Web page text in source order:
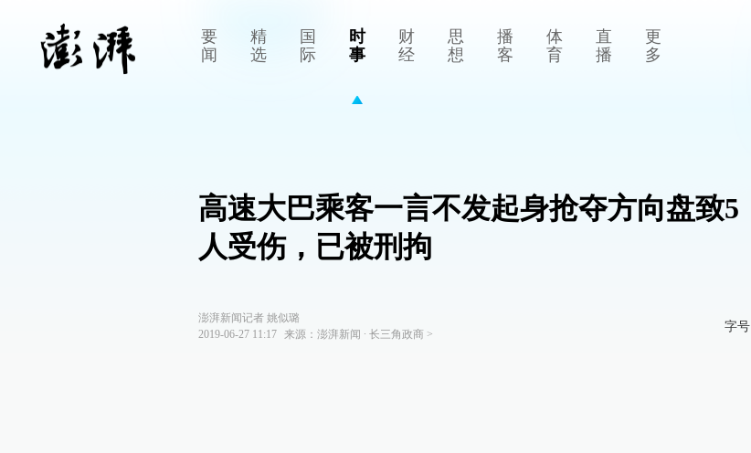
要
闻
精
选
国
际
时
事
财
经
思
想
播
客
体
育
直
播
更
多
高速大巴乘客一言不发起身抢夺方向盘致5
人受伤，已被刑拘
澎湃新闻记者 姚似璐
2019-06-27 11:17
来源： 澎湃新闻 ∙ 长三角政商>
字号